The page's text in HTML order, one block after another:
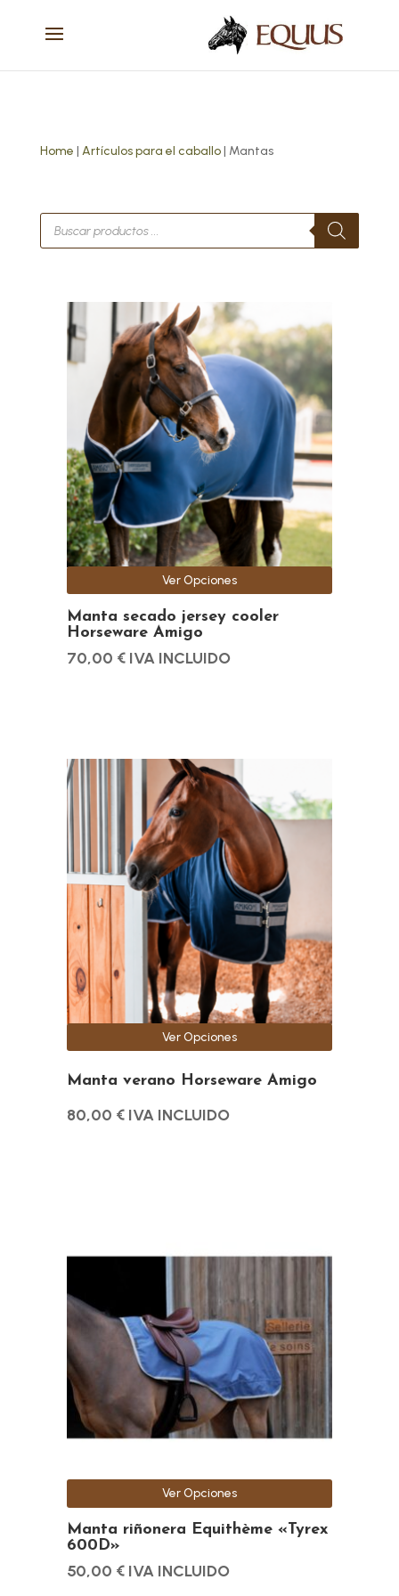
Home | Artículos para el caballo| Mantas
Búsqueda
productos
Manta secado jersey cooler
Horseware Amigo
70,00 € IVA INCLUIDO
Ver Opciones
Este
producto
tiene
múltiples
variantes.
opciones
se
pueden
elegir
en
la
página
de
producto
Manta verano Horseware Amigo
80,00 € IVA INCLUIDO
Ver Opciones
Este
producto
tiene
variantes.
Las
opciones
se
pueden
elegir
en
la
página
de
Manta riñonera Equithème «Tyrex
600D»
50,00 € IVA INCLUIDO
Ver Opciones
múltiples
variantes.
Las
opciones
se
pueden
elegir
la
página
de
producto